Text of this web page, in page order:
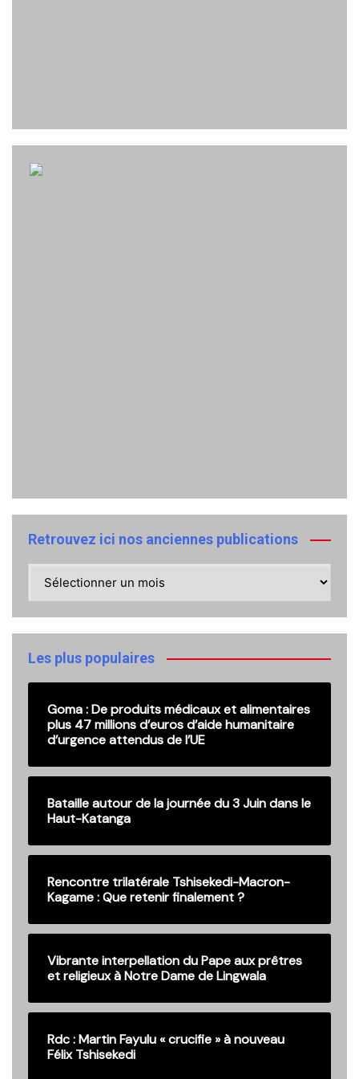
Retrouvez ici nos anciennes publications
anciennes
publications
Les plus populaires
Goma : De produits médicaux et alimentaires
plus 47 millions d’euros d’aide humanitaire
d’urgence attendus de l’UE
Bataille autour de la journée du 3 Juin dans le
Haut-Katanga
Rencontre trilatérale Tshisekedi-Macron-
Kagame : Que retenir finalement ?
Vibrante interpellation du Pape aux prêtres
et religieux à Notre Dame de Lingwala
Rdc : Martin Fayulu « crucifie » à nouveau
Félix Tshisekedi